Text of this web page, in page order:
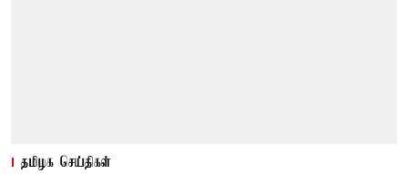
தமிழக செய்திகள்